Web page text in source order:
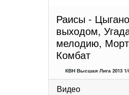
Раисы -
выходом,
мелодию,
Комбат
КВН Высшая Лига 2013
Видео